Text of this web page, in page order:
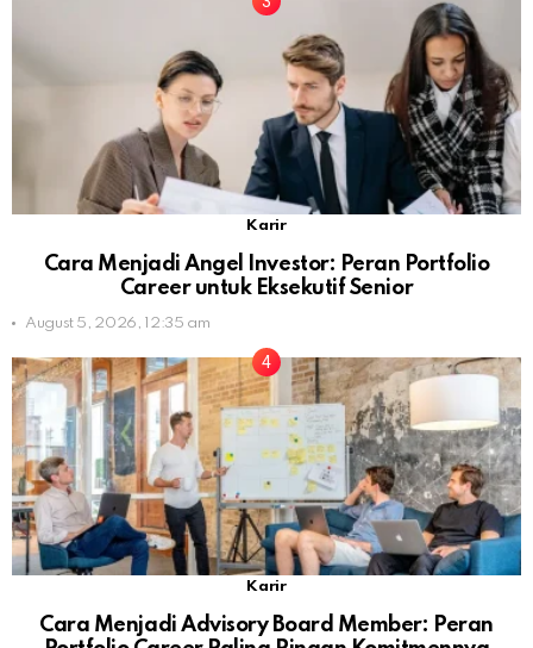
Karir
Cara Menjadi Angel Investor: Peran Portfolio
Career untuk Eksekutif Senior
August 5, 2026, 12:35 am
Karir
Cara Menjadi Advisory Board Member: Peran